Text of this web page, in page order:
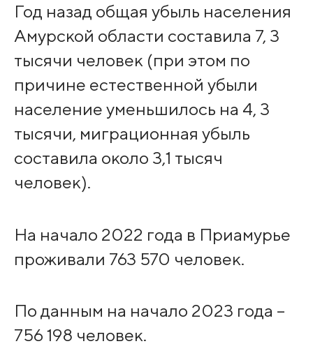
Год назад общая убыль населения
Амурской области составила 7, 3
тысячи человек (при этом по
причине естественной убыли
население уменьшилось на 4, 3
тысячи, миграционная убыль
составила около 3,1 тысяч
человек).
На начало 2022 года в Приамурье
проживали 763 570 человек.
По данным на начало 2023 года –
756 198 человек.